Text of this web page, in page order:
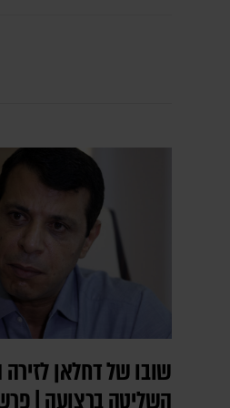
שובו של דחלאן
השליטה ברצועה |